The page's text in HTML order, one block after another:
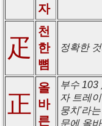
자
疋
천
한
뼘
정확한
正
올
바
른
부수 103
자 트레
뭉치'라
문에 올